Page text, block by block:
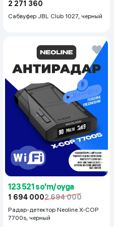
2 271 360
Сабвуфер JBL Club 1027, черный
123 521 so'm/oyga
1 694 0002 694 000
Радар-детектор Neoline X-COP
7700s, черный